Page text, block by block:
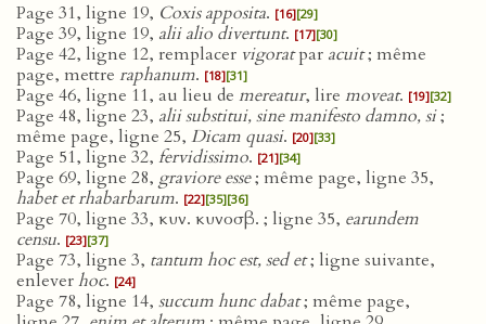
Page 31, ligne 19, Coxis apposita. [16][29]
Page 39, ligne 19, alii alio divertunt. [17][30]
Page 42, ligne 12, remplacer vigoratpar acuit; même
page, mettre raphanum. [18][31]
Page 46, ligne 11, au lieu de mereatur, lire moveat. [19][32]
Page 48, ligne 23, alii substitui, sine manifesto damno, si;
même page, ligne 25, Dicam quasi. [20][33]
Page 51, ligne 32, fervidissimo. [21][34]
Page 69, ligne 28, graviore esse; même page, ligne 35,
habet et rhabarbarum. [22][35][36]
Page 70, ligne 33, κυν. κυνοσβ. ; ligne 35, earundem
censu. [23][37]
Page 73, ligne 3, tantum hoc est, sed et; ligne suivante,
enleverhoc. [24]
Page 78, ligne 14, succum hunc dabat; même page,